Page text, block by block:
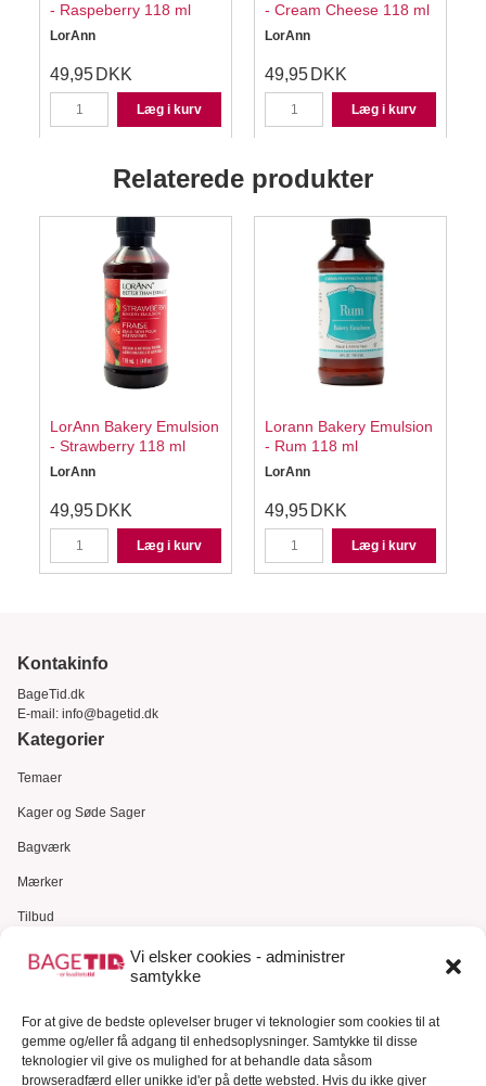
Vi elsker cookies - administrer
samtykke
For at give de bedste oplevelser bruger vi teknologier som cookies til at
gemme og/eller få adgang til enhedsoplysninger. Samtykke til disse
teknologier vil give os mulighed for at behandle data såsom
browseradfærd eller unikke id'er på dette websted. Hvis du ikke giver
- Raspeberry 118 ml
LorAnn
49,95 DKK
Læg i kurv
- Cream Cheese 118 ml
LorAnn
49,95 DKK
Læg i kurv
Relaterede produkter
LorAnn Bakery Emulsion
- Strawberry 118 ml
LorAnn
49,95 DKK
Læg i kurv
Lorann Bakery Emulsion
- Rum 118 ml
LorAnn
49,95 DKK
Læg i kurv
Kontakinfo
BageTid.dk
E-mail: info@bagetid.dk
Kategorier
Temaer
Kager og Søde Sager
Bagværk
Mærker
Tilbud
Gavekort
Kundeservice
Kundeservice
FAQ – Ofte stillede spørgsmål